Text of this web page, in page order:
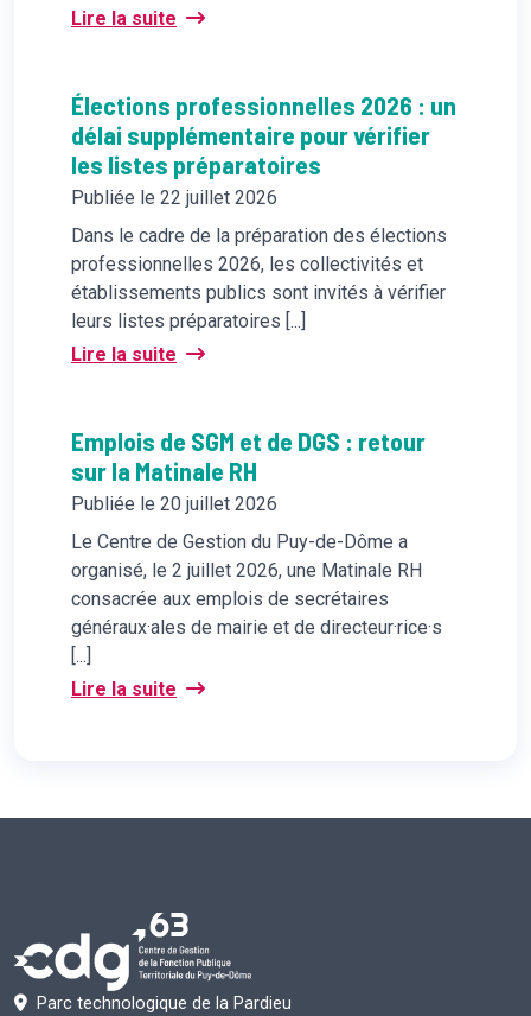
Lire la suite
Élections professionnelles 2026 : un
délai supplémentaire pour vérifier
les listes préparatoires
Publiée le 22 juillet 2026
Dans le cadre de la préparation des élections
professionnelles 2026, les collectivités et
établissements publics sont invités à vérifier
leurs listes préparatoires [...]
Lire la suite
Emplois de SGM et de DGS : retour
sur la Matinale RH
Publiée le 20 juillet 2026
Le Centre de Gestion du Puy-de-Dôme a
organisé, le 2 juillet 2026, une Matinale RH
consacrée aux emplois de secrétaires
généraux·ales de mairie et de directeur·rice·s
[...]
Lire la suite
Parc technologique de la Pardieu